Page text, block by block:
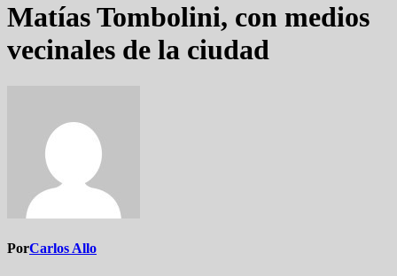
Matías Tombolini, con medios
vecinales de la ciudad
PorCarlos Allo